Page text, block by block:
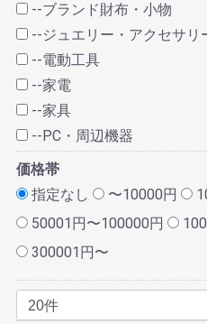
--ブランド財布・小物
--ジュエリー・アクセサリ
--電動工具
--家電
--家具
--PC・周辺機器
価格帯
指定なし
〜10000円
50001円〜100000円
300001円〜